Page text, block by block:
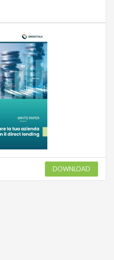
DOWNLOAD